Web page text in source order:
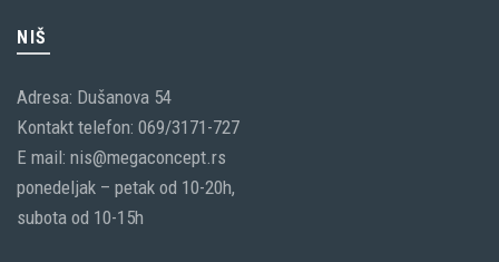
NIŠ
Adresa: Dušanova 54
Kontakt telefon: 069/3171-727
E mail: nis@megaconcept.rs
ponedeljak – petak od 10-20h,
subota od 10-15h